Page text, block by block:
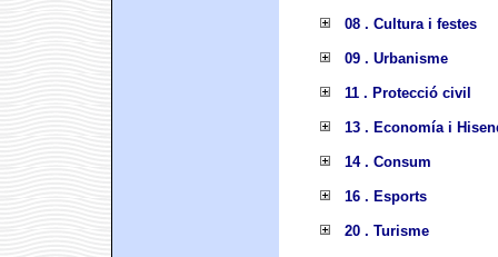
08 . Cultura i festes
09 . Urbanisme
11 . Protecció civil
13 . Economía i
14 . Consum
16 . Esports
20 . Turisme